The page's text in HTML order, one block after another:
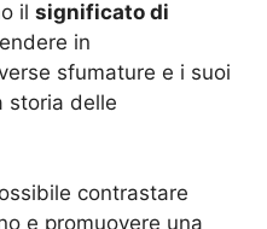
il significato di
in
sfumature e i suoi
storia delle
contrastare
e promuovere una